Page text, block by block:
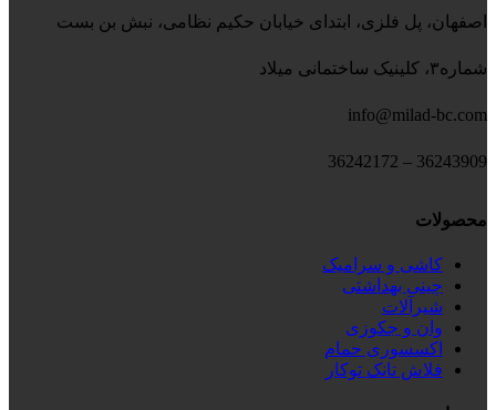
اصفهان، پل فلزی، ابتدای خیابان حکیم نظامی، نبش بن بست
شماره۳، کلینیک ساختمانی میلاد
info@milad-bc.com
36243909 – 36242172
محصولات
کاشی و سرامیک
چینی بهداشتی
شیرآلات
وان و جکوزی
اکسسوری حمام
فلاش تانک توکار